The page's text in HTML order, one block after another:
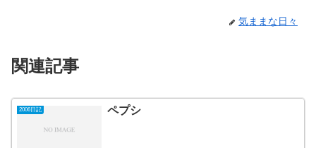
気ままな日々
関連記事
2006日記 ペプシ